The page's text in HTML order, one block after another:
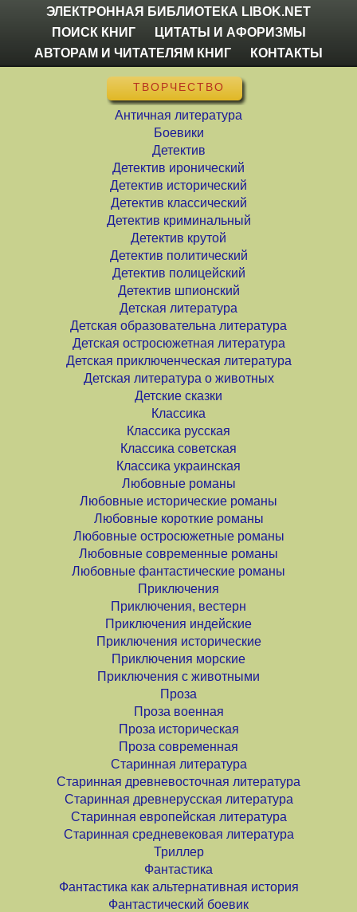
ЭЛЕКТРОННАЯ БИБЛИОТЕКА LIBOK.NET
ПОИСК КНИГ
ЦИТАТЫ И АФОРИЗМЫ
АВТОРАМ И ЧИТАТЕЛЯМ КНИГ
КОНТАКТЫ
ТВОРЧЕСТВО
Античная литература
Боевики
Детектив
Детектив иронический
Детектив исторический
Детектив классический
Детектив криминальный
Детектив крутой
Детектив политический
Детектив полицейский
Детектив шпионский
Детская литература
Детская образовательна литература
Детская остросюжетная литература
Детская приключенческая литература
Детская литература о животных
Детские сказки
Классика
Классика русская
Классика советская
Классика украинская
Любовные романы
Любовные исторические романы
Любовные короткие романы
Любовные остросюжетные романы
Любовные современные романы
Любовные фантастические романы
Приключения
Приключения, вестерн
Приключения индейские
Приключения исторические
Приключения морские
Приключения с животными
Проза
Проза военная
Проза историческая
Проза современная
Старинная литература
Старинная древневосточная литература
Старинная древнерусская литература
Старинная европейская литература
Старинная средневековая литература
Триллер
Фантастика
Фантастика как альтернативная история
Фантастический боевик